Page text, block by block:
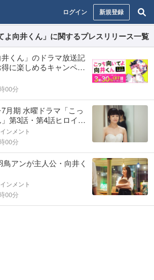
ログイン 新規登録
よ向井くん」に関するプレスリリース一覧
井くん」のドラマ放送記
に楽しめるキャンペー
00分
月期 水曜ドラマ「こっ
第3話・第4話ヒロイン
ンメント
00分
アンが主人公・向井く
ンメント
00分